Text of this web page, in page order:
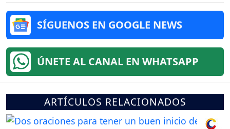
SÍGUENOS EN GOOGLE NEWS
ÚNETE AL CANAL EN WHATSAPP
ARTÍCULOS RELACIONADOS